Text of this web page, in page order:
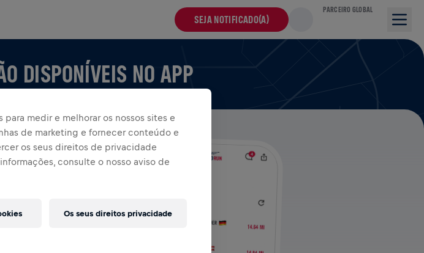
SEJA NOTIFICADO(A)
PARCEIRO GLOBAL
DISPONÍVEIS NO APP
explore tudo no app —
para medir e melhorar os nossos sites e
de marketing e fornecer conteúdo e
os seus direitos de privacidade
consulte o nosso aviso de
Os seus direitos privacidade